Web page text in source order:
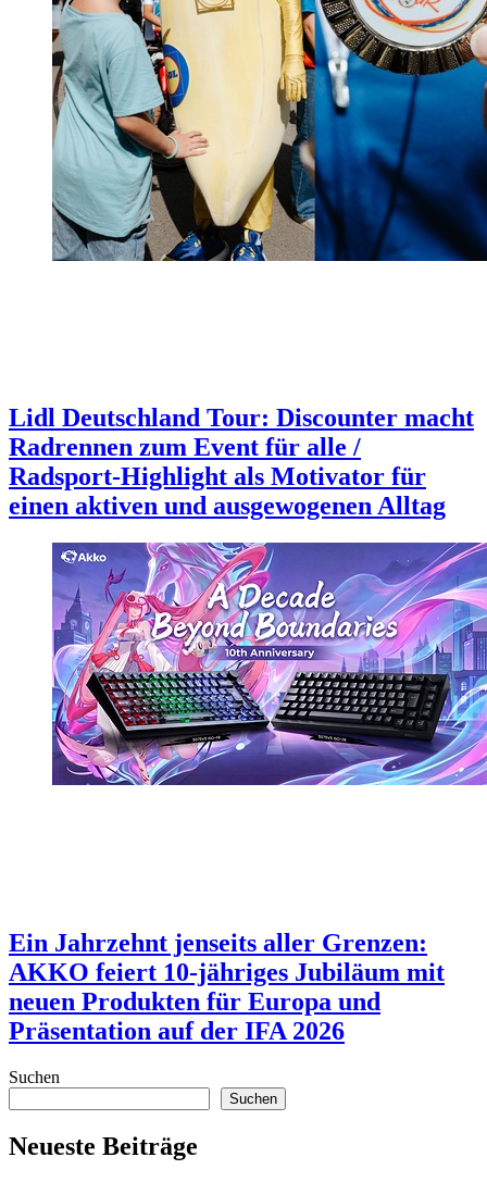
Lidl Deutschland Tour: Discounter macht
Radrennen zum Event für alle /
Radsport-Highlight als Motivator für
einen aktiven und ausgewogenen Alltag
Ein Jahrzehnt jenseits aller Grenzen:
AKKO feiert 10-jähriges Jubiläum mit
neuen Produkten für Europa und
Präsentation auf der IFA 2026
Suchen
Suchen
Neueste Beiträge